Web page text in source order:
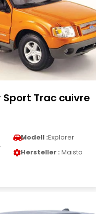
Sport Trac cuivre
Modell :Explorer
Hersteller : Maisto